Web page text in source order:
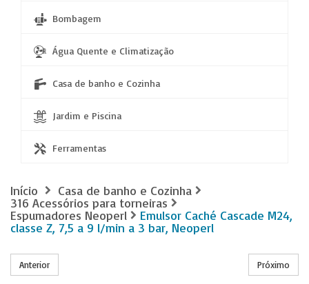
Bombagem
Água Quente e Climatização
Casa de banho e Cozinha
Jardim e Piscina
Ferramentas
Início
Casa de banho e Cozinha
316 Acessórios para torneiras
Espumadores Neoperl
Emulsor Caché Cascade M24,
classe Z, 7,5 a 9 l/min a 3 bar, Neoperl
Anterior Próximo